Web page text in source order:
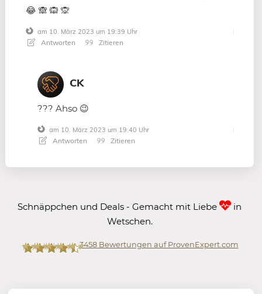
😂 🙈 🙉 🙊
am 10. März 2023 um 19:39 Uhr
Antworten Zitieren
CK
??? Ahso 😉
am 10. März 2023 um 19:40 Uhr
Antworten Zitieren
Schnäppchen und Deals - Gemacht mit Liebe
in
Wetschen.
3458Bewertungen auf ProvenExpert.com